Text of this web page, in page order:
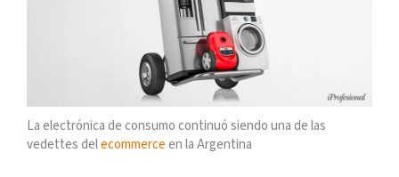
La electrónica de consumo continuó siendo una de las
vedettes delecommerce en la Argentina